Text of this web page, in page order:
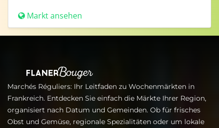
Markt ansehen
Marchés Réguliers: Ihr Leitfaden zu Wochenmärkten in
Frankreich. Entdecken Sie einfach die Märkte Ihrer Region,
organisiert nach Datum und Gemeinden. Ob für frisches
Obst und Gemüse, regionale Spezialitäten oder um lokale